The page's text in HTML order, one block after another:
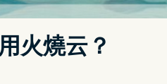
分享 iPhone 14 黄色版
14 的黄色是偏浅色的
浅一点，而它的黄色